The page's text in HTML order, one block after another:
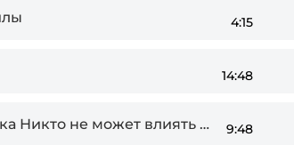
4:15
14:48
не может влиять на меня 9:48